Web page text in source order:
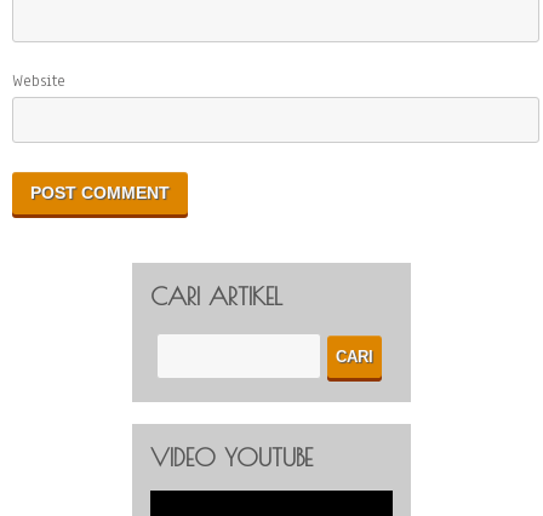
Website
CARI ARTIKEL
VIDEO YOUTUBE